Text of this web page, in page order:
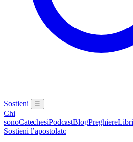
Sostieni ☰
Chi
sonoCatechesiPodcastBlogPreghiereLibri
Sostieni l’apostolato